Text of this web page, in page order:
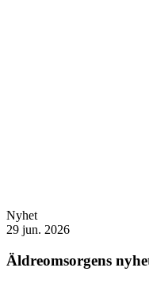
Nyhet
29 jun. 2026
Äldreomsorgens